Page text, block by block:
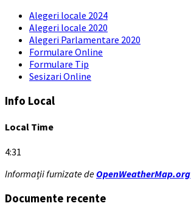
Alegeri locale 2024
Alegeri locale 2020
Alegeri Parlamentare 2020
Formulare Online
Formulare Tip
Sesizari Online
Info Local
Local Time
4:31
Informații furnizate de OpenWeatherMap.org
Documente recente